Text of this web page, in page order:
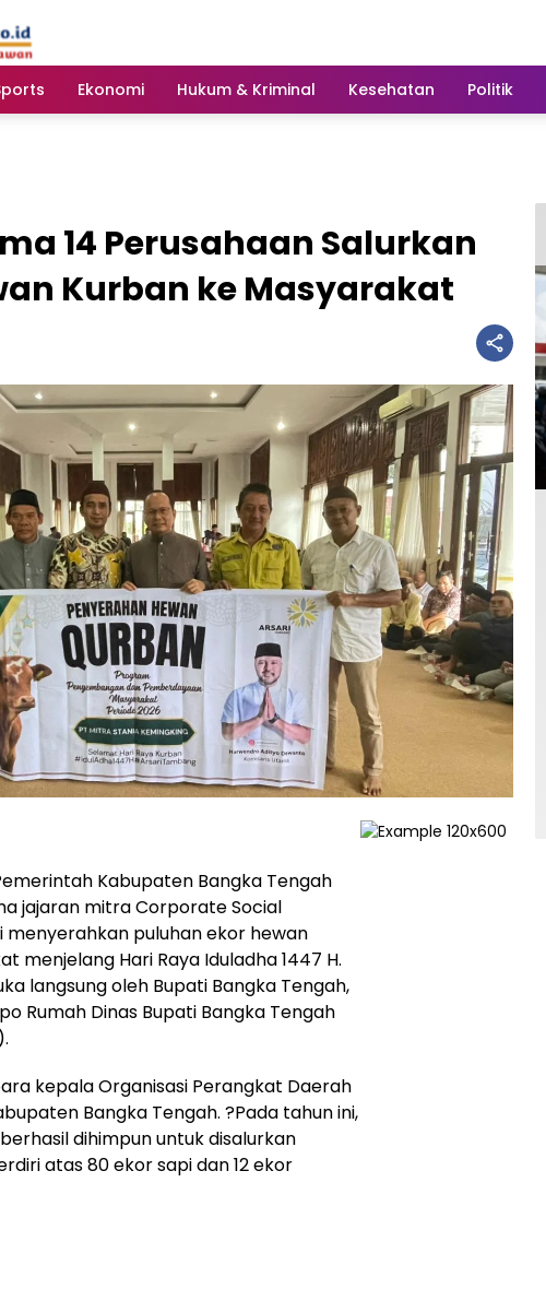
Ekonomi Hukum & Kriminal Kesehatan Politik
14 Perusahaan Salurkan
Kurban ke Masyarakat
Pemerintah Kabupaten Bangka Tengah
jajaran mitra Corporate Social
menyerahkan puluhan ekor hewan
menjelang Hari Raya Iduladha 1447 H.
langsung oleh Bupati Bangka Tengah,
Rumah Dinas Bupati Bangka Tengah
kepala Organisasi Perangkat Daerah
Bangka Tengah. ?Pada tahun ini,
dihimpun untuk disalurkan
atas 80 ekor sapi dan 12 ekor